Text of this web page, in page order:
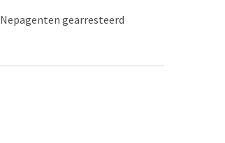
Nepagenten gearresteerd